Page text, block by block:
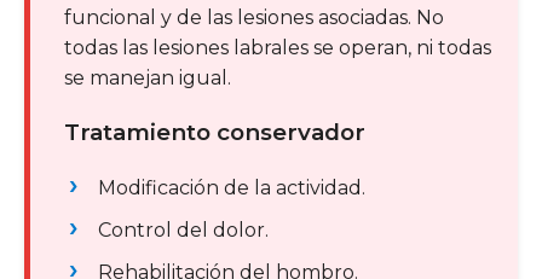
funcional y de las lesiones asociadas. No
todas las lesiones labrales se operan, ni todas
se manejan igual.
Tratamiento conservador
Modificación de la actividad.
Control del dolor.
Rehabilitación del hombro.